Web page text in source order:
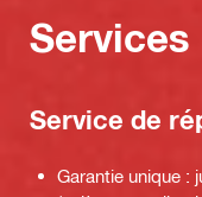
Services
Service de
Garantie unique :